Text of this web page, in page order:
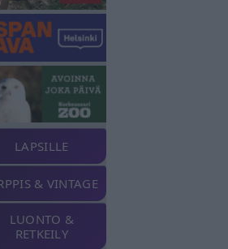
LAPSILLE
& VINTAGE
LUONTO &
RETKEILY